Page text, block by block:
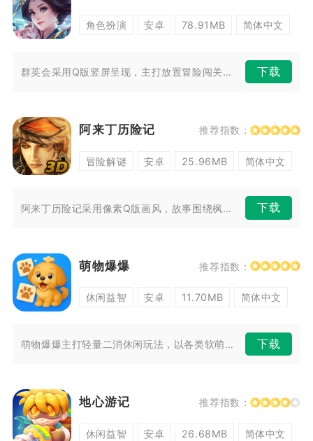
角色扮演 安卓 78.91MB 简体中文
群英会采用Q版竖屏呈现，主打放置冒险闯关玩法，适配手机单手操作，适合碎... 下载
阿来丁历险记 推荐指数：
冒险解谜 安卓 25.96MB 简体中文
阿来丁历险记采用像素Q版画风，故事围绕枫之岛冒险展开。玩家化身冒险者，... 下载
萌物爆爆 推荐指数：
休闲益智 安卓 11.70MB 简体中文
萌物爆爆主打轻量二消休闲玩法，以各类软萌小动物为核心消除元素，适配各类... 下载
地心游记 推荐指数：
休闲益智 安卓 26.68MB 简体中文